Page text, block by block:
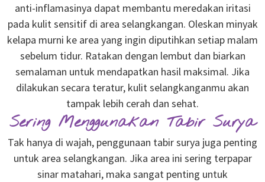
anti-inflamasinya dapat membantu meredakan iritasi
pada kulit sensitif di area selangkangan. Oleskan minyak
kelapa murni ke area yang ingin diputihkan setiap malam
sebelum tidur. Ratakan dengan lembut dan biarkan
semalaman untuk mendapatkan hasil maksimal. Jika
dilakukan secara teratur, kulit selangkanganmu akan
tampak lebih cerah dan sehat.
Sering Menggunakan Tabir Surya
Tak hanya di wajah, penggunaan tabir surya juga penting
untuk area selangkangan. Jika area ini sering terpapar
sinar matahari, maka sangat penting untuk